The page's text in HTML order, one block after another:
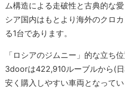
ム構造による走破性と古典的な
シア国内はもとより海外のクロ
る1台であります。
「ロシアのジムニー」的な立ち
3doorは422,910ルーブルから(
安く購入しやすい車両となってい